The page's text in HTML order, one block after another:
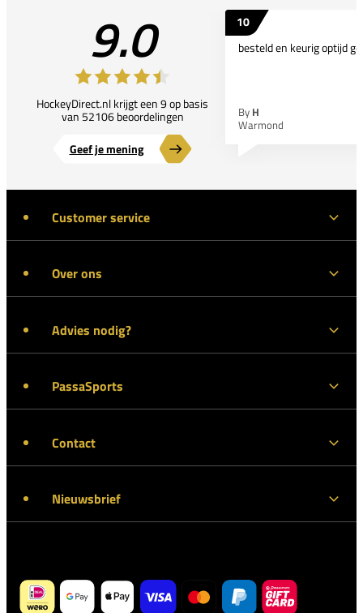
9.0
HockeyDirect.nl krijgt een 9 op basis
van 52106 beoordelingen
Geef je mening
10
besteld en keurig optijd
By H
Warmond
Customer service
Over ons
Advies nodig?
PassaSports
Contact
Nieuwsbrief